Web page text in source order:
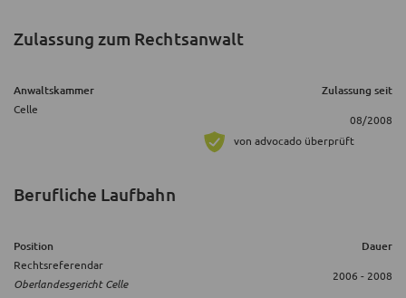
Zulassung zum Rechtsanwalt
Anwaltskammer Zulassung seit
Celle
08/2008
von advocado überprüft
Berufliche Laufbahn
Position Dauer
Rechtsreferendar
Oberlandesgericht Celle
2006 - 2008